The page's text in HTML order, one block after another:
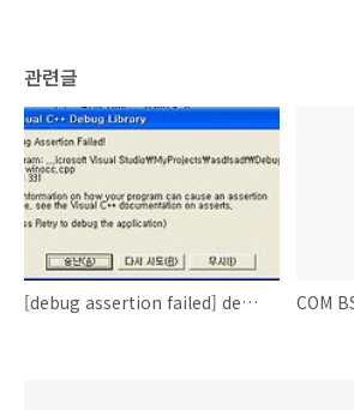
관련글
[debug assertion failed] debug assertion failed 에러 해결 COM